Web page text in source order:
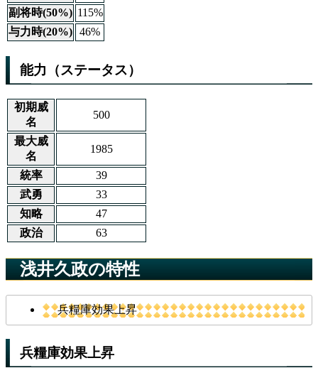
副将時(50%) 115%
与力時(20%) 46%
能力（ステータス）
初期威
名
500
最大威
名
1985
統率
39
武勇
33
知略
47
政治
63
浅井久政の特性
兵糧庫効果上昇
兵糧庫効果上昇